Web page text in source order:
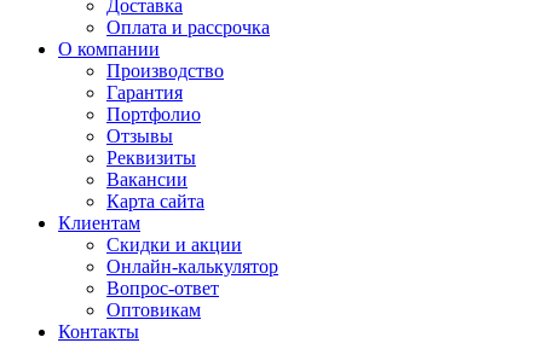
Доставка
Оплата и рассрочка
О компании
Производство
Гарантия
Портфолио
Отзывы
Реквизиты
Вакансии
Карта сайта
Клиентам
Скидки и акции
Онлайн-калькулятор
Вопрос-ответ
Оптовикам
Контакты